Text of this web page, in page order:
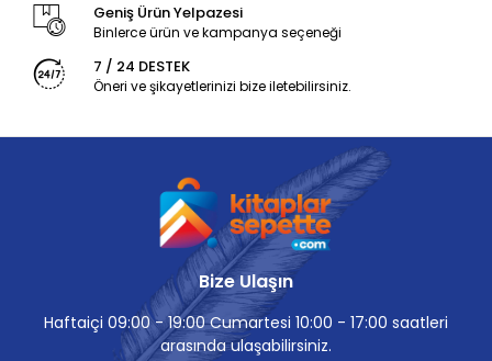
Geniş Ürün Yelpazesi
Binlerce ürün ve kampanya seçeneği
7 / 24 DESTEK
Öneri ve şikayetlerinizi bize iletebilirsiniz.
Bize Ulaşın
Haftaiçi 09:00 - 19:00 Cumartesi 10:00 - 17:00 saatleri
arasında ulaşabilirsiniz.